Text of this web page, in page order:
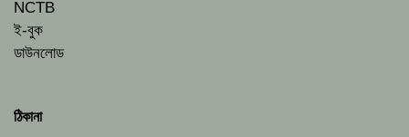
NCTB
ই-বুক
ডাউনলোড
ঠিকানা